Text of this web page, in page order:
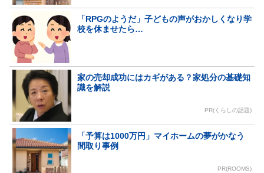
「RPGのようだ」子どもの声がおかしくなり学
校を休ませたら…
家の売却成功にはカギがある？家処分の基礎知
識を解説
PR(くらしの話題)
「予算は1000万円」マイホームの夢がかなう
間取り事例
PR(ROOMS)